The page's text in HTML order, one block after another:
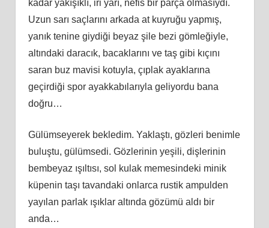
kadar yakışıklı, iri yarı, nefis bir parça olmasıydı.
Uzun sarı saçlarını arkada at kuyruğu yapmış,
yanık tenine giydiği beyaz şile bezi gömleğiyle,
altındaki daracık, bacaklarını ve taş gibi kıçını
saran buz mavisi kotuyla, çıplak ayaklarına
geçirdiği spor ayakkabılarıyla geliyordu bana
doğru…
Gülümseyerek bekledim. Yaklaştı, gözleri benimle
buluştu, gülümsedi. Gözlerinin yeşili, dişlerinin
bembeyaz ışıltısı, sol kulak memesindeki minik
küpenin taşı tavandaki onlarca rustik ampulden
yayılan parlak ışıklar altında gözümü aldı bir
anda…